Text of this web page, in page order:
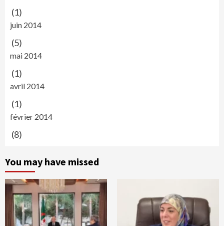
(1)
juin 2014
(5)
mai 2014
(1)
avril 2014
(1)
février 2014
(8)
You may have missed